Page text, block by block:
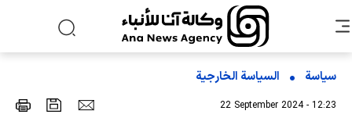
سياسة السیاسة الخارجیة
22 September 2024 - 12:23